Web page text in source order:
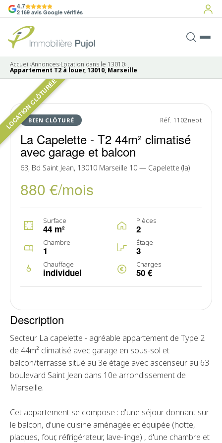
4.7
2 169 avis Google vérifiés
Accueil›Annonces›Location dans le 13010›
Appartement T2 à louer, 13010, Marseille
LOCATION CLÔTURÉE
BIEN CLÔTURÉ Réf. 1102neot
La Capelette - T2 44m² climatisé
avec garage et balcon
63, Bd Saint Jean, 13010 Marseille 10 — Capelette (la)
880 €/mois
Surface
44 m²
Pièces
2
Chambre
1
Étage
3
Chauffage
individuel
Charges
50 €
LOUÉ
5 photos
Description
Secteur La capelette - agréable appartement de Type 2
de 44m² climatisé avec garage en sous-sol et
balcon/terrasse situé au 3e étage avec ascenseur au 63
boulevard Saint Jean dans 10e arrondissement de
Marseille.
Cet appartement se compose : d'une séjour donnant sur
le balcon, d'une cuisine aménagée et équipée (hotte,
plaques, four, réfrigérateur, lave-linge) , d'une chambre et